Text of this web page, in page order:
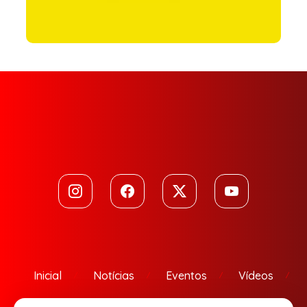
Inicial Notícias Eventos Vídeos